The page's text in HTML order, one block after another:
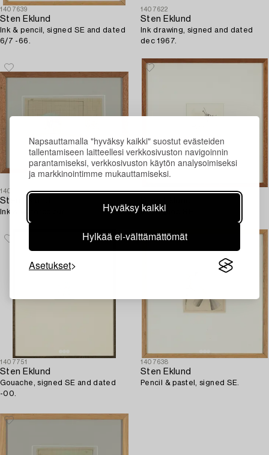
Napsauttamalla "hyväksy kaikki" suostut evästeiden
tallentamiseen laitteellesi verkkosivuston navigoinnin
parantamiseksi, verkkosivuston käytön analysoimiseksi
ja markkinointimme mukauttamiseksi.
Hyväksy kaikki
Hylkää ei-välttämättömät
Asetukset
1407639
Sten Eklund
Ink & pencil, signed SE and dated
6/7 -66.
1407622
Sten Eklund
Ink drawing, signed and dated
dec 1967.
1407691
Sten Eklund
Ink & watercolour.
1407675
Ink, signed SE.
1407751
Sten Eklund
Gouache, signed SE and dated
-00.
1407638
Sten Eklund
Pencil & pastel, signed SE.